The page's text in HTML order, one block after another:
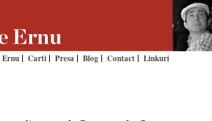
Ernu Carti Presa Blog Contact Linkuri